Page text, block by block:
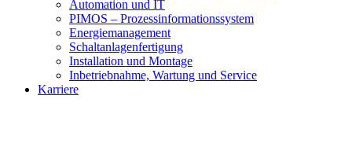
Automation und IT
PIMOS – Prozessinformationssystem
Energiemanagement
Schaltanlagenfertigung
Installation und Montage
Inbetriebnahme, Wartung und Service
Karriere